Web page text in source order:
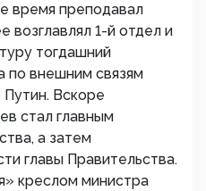
время преподавал
возглавлял 1-й отдел и
тогдашний
по внешним связям
Вскоре
стал главным
а затем
главы Правительства.
креслом министра